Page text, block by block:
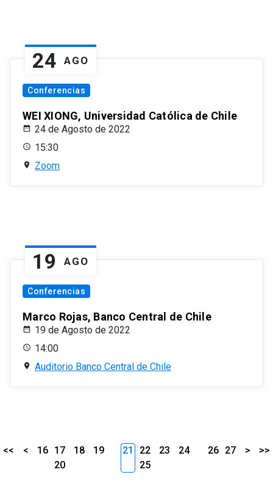
24 AGO
Conferencias
WEI XIONG, Universidad Católica de Chile
24 de Agosto de 2022
15:30
Zoom
19 AGO
Conferencias
Marco Rojas, Banco Central de Chile
19 de Agosto de 2022
14:00
Auditorio Banco Central de Chile
<< < 16 17 18
19
20
21 22 23
24
25
26 27 > >>